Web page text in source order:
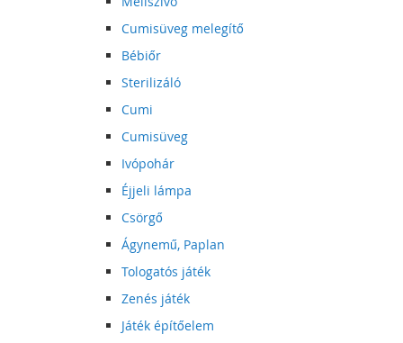
Cumisüveg melegítő
Bébiőr
Sterilizáló
Cumi
Cumisüveg
Ivópohár
Éjjeli lámpa
Csörgő
Ágynemű, Paplan
Tologatós játék
Zenés játék
Játék építőelem